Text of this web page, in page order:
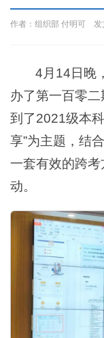
作者：组织部 付明可 发
4月14日晚
办了第一百零
到了2021级本
享”为主题，结
一套有效的跨
动。